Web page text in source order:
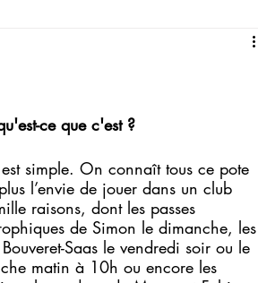
ce que c'est ?
est simple. On connaît tous ce pote
l’envie de jouer dans un club
raisons, dont les passes
de Simon le dimanche, les
Saas le vendredi soir ou le
matin à 10h ou encore les